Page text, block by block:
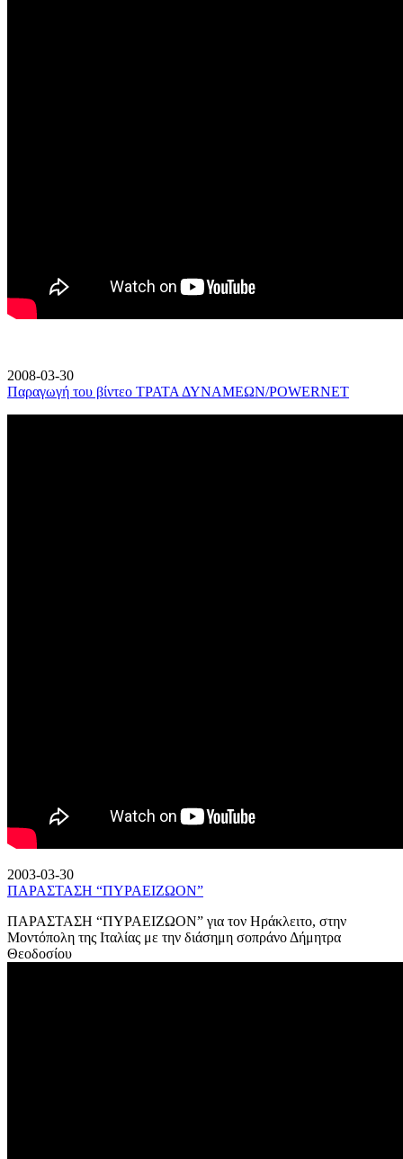
2008-03-30
Παραγωγή του βίντεο ΤΡΑΤΑ ΔΥΝΑΜΕΩΝ/POWERNET
2003-03-30
ΠΑΡΑΣΤΑΣΗ “ΠΥΡΑΕΙΖΩΟΝ”
ΠΑΡΑΣΤΑΣΗ “ΠΥΡΑΕΙΖΩΟΝ” για τον Ηράκλειτο, στην
Μοντόπολη της Ιταλίας με την διάσημη σοπράνο Δήμητρα
Θεοδοσίου